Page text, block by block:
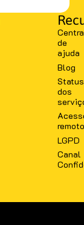
de
ajuda
Blog
Status
dos
remoto
LGPD
Canal